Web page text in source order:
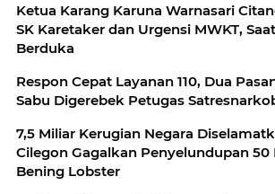
Ketua Karang Karuna Warnasari
SK Karetaker dan Urgensi MWKT,
Berduka
Respon Cepat Layanan 110, Dua
Sabu Digerebek Petugas
7,5 Miliar Kerugian Negara
Cilegon Gagalkan Penyelundupan 50
Bening Lobster